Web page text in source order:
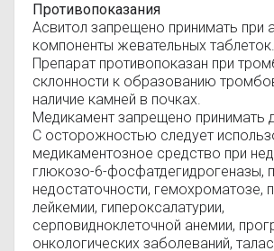
Противопоказания
Асвитол запрещено принимать при
компоненты жевательных таблеток.
Препарат противопоказан при
склонности к образованию
наличие камней в почках.
Медикамент запрещено принимать
С осторожностью следует
медикаментозное средство при
глюкозо-6-фосфатдегидрогеназы,
недостаточности, гемохроматозе,
лейкемии, гипероксалатурии,
серповидноклеточной анемии,
онкологических заболеваний,